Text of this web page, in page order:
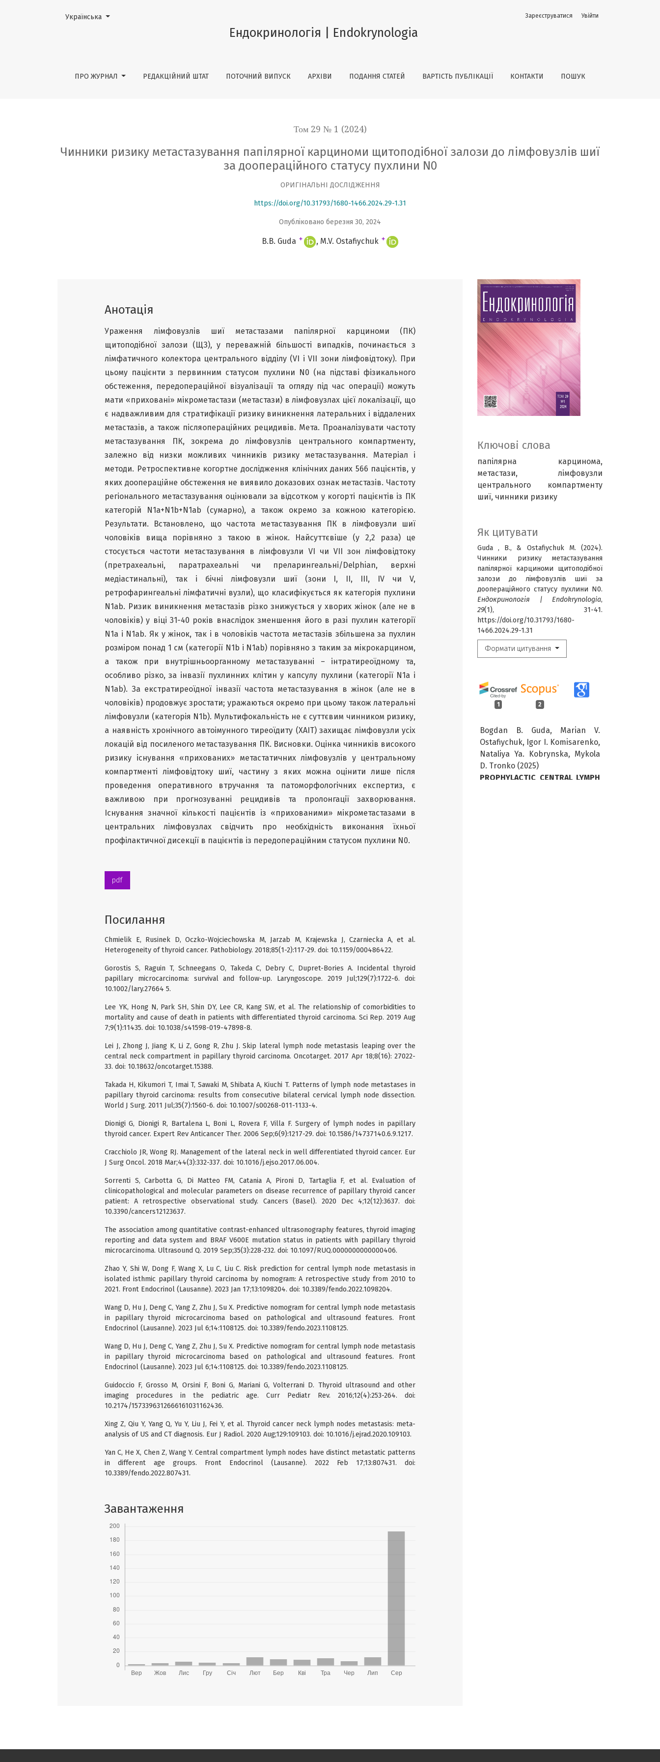
Чинники ризику метастазування папілярної карциноми щитоподібної залози до лімфовузлів шиї за доопераційного статусу пухлини N0
Ендокринологія | Endokrynologia
ПРО ЖУРНАЛ РЕДАКЦІЙНИЙ ШТАТ ПОТОЧНИЙ ВИПУСК АРХІВИ ПОДАННЯ СТАТЕЙ ВАРТІСТЬ ПУБЛІКАЦІЇ КОНТАКТИ ПОШУК
Зареєструватися Увійти
Змінити мову. Поточною мовою є:
Українська
Том 29 № 1 (2024)
Чинники ризику метастазування папілярної карциноми щитоподібної залози до лімфовузлів шиї
за доопераційного статусу пухлини N0
ОРИГІНАЛЬНІ ДОСЛІДЖЕННЯ
https://doi.org/10.31793/1680-1466.2024.29-1.31
Опубліковано березня 30, 2024
B.B. Guda + M.V. Оstafiychuk +
Ключові слова
папілярна карцинома,
метастази, лімфовузли
центрального компартменту
шиї, чинники ризику
Як цитувати
Guda , B., & Оstafiychuk M. (2024).
Чинники ризику метастазування
папілярної карциноми щитоподібної
залози до лімфовузлів шиї за
доопераційного статусу пухлини N0.
Ендокринологія | Endokrynologia,
29(1), 31-41.
https://doi.org/10.31793/1680-
1466.2024.29-1.31
Формати цитування
1 2
Bogdan B. Guda, Marian V.
Оstafiychuk, Igor I. Komisarenko,
Nataliya Ya. Kobrynska, Mykola
D. Tronko (2025)
PROPHYLACTIC CENTRAL LYMPH
Анотація
Ураження лімфовузлів шиї метастазами папілярної карциноми (ПК)
щитоподібної залози (ЩЗ), у переважній більшості випадків, починається з
лімфатичного колектора центрального відділу (VI і VII зони лімфовідтоку). При
цьому пацієнти з первинним статусом пухлини N0 (на підставі фізикального
обстеження, передопераційної візуалізації та огляду під час операції) можуть
мати «приховані» мікрометастази (метастази) в лімфовузлах цієї локалізації, що
є надважливим для стратифікації ризику виникнення латеральних і віддалених
метастазів, а також післяопераційних рецидивів. Мета. Проаналізувати частоту
метастазування ПК, зокрема до лімфовузлів центрального компартменту,
залежно від низки можливих чинників ризику метастазування. Матеріал і
методи. Ретроспективне когортне дослідження клінічних даних 566 пацієнтів, у
яких доопераційне обстеження не виявило доказових ознак метастазів. Частоту
регіонального метастазування оцінювали за відсотком у когорті пацієнтів із ПК
категорій N1a+N1b+N1ab (сумарно), а також окремо за кожною категорією.
Результати. Встановлено, що частота метастазування ПК в лімфовузли шиї
чоловіків вища порівняно з такою в жінок. Найсуттєвіше (у 2,2 раза) це
стосується частоти метастазування в лімфовузли VI чи VII зон лімфовідтоку
(претрахеальні, паратрахеальні чи преларингеальні/Delphian, верхні
медіастинальні), так і бічні лімфовузли шиї (зони I, II, III, IV чи V,
ретрофарингеальні лімфатичні вузли), що класифікується як категорія пухлини
N1ab. Ризик виникнення метастазів різко знижується у хворих жінок (але не в
чоловіків) у віці 31-40 років внаслідок зменшення його в разі пухлин категорії
N1a і N1ab. Як у жінок, так і в чоловіків частота метастазів збільшена за пухлин
розміром понад 1 см (категорії N1b і N1ab) порівняно з таким за мікрокарцином,
а також при внутрішньоорганному метастазуванні – інтратиреоїдному та,
особливо різко, за інвазії пухлинних клітин у капсулу пухлини (категорії N1a і
N1ab). За екстратиреоїдної інвазії частота метастазування в жінок (але не в
чоловіків) продовжує зростати; уражаються окремо при цьому також латеральні
лімфовузли (категорія N1b). Мультифокальність не є суттєвим чинником ризику,
а наявність хронічного автоімунного тиреоїдиту (ХАІТ) захищає лімфовузли усіх
локацій від посиленого метастазування ПК. Висновки. Оцінка чинників високого
ризику існування «прихованих» метастатичних лімфовузлів у центральному
компартменті лімфовідтоку шиї, частину з яких можна оцінити лише після
проведення оперативного втручання та патоморфологічних експертиз, є
важливою при прогнозуванні рецидивів та пролонгації захворювання.
Існування значної кількості пацієнтів із «прихованими» мікрометастазами в
центральних лімфовузлах свідчить про необхідність виконання їхньої
профілактичної дисекції в пацієнтів із передопераційним статусом пухлини N0.
pdf
Посилання
Chmielik E, Rusinek D, Oczko-Wojciechowska M, Jarzab M, Krajewska J, Czarniecka A, et al.
Heterogeneity of thyroid cancer. Pathobiology. 2018;85(1-2):117-29. doi: 10.1159/000486422.
Gorostis S, Raguin T, Schneegans O, Takeda C, Debry C, Dupret-Bories A. Incidental thyroid
papillary microcarcinoma: survival and follow-up. Laryngoscope. 2019 Jul;129(7):1722-6. doi:
10.1002/lary.27664 5.
Lee YK, Hong N, Park SH, Shin DY, Lee CR, Kang SW, et al. The relationship of comorbidities to
mortality and cause of death in patients with differentiated thyroid carcinoma. Sci Rep. 2019 Aug
7;9(1):11435. doi: 10.1038/s41598-019-47898-8.
Lei J, Zhong J, Jiang K, Li Z, Gong R, Zhu J. Skip lateral lymph node metastasis leaping over the
central neck compartment in papillary thyroid carcinoma. Oncotarget. 2017 Apr 18;8(16): 27022-
33. doi: 10.18632/oncotarget.15388.
Takada H, Kikumori T, Imai T, Sawaki M, Shibata A, Kiuchi T. Patterns of lymph node metastases in
papillary thyroid carcinoma: results from consecutive bilateral cervical lymph node dissection.
World J Surg. 2011 Jul;35(7):1560-6. doi: 10.1007/s00268-011-1133-4.
Dionigi G, Dionigi R, Bartalena L, Boni L, Rovera F, Villa F. Surgery of lymph nodes in papillary
thyroid cancer. Expert Rev Anticancer Ther. 2006 Sep;6(9):1217-29. doi: 10.1586/14737140.6.9.1217.
Cracchiolo JR, Wong RJ. Management of the lateral neck in well differentiated thyroid cancer. Eur
J Surg Oncol. 2018 Mar;44(3):332-337. doi: 10.1016/j.ejso.2017.06.004.
Sorrenti S, Carbotta G, Di Matteo FM, Catania A, Pironi D, Tartaglia F, et al. Evaluation of
clinicopathological and molecular parameters on disease recurrence of papillary thyroid cancer
patient: A retrospective observational study. Cancers (Basel). 2020 Dec 4;12(12):3637. doi:
10.3390/cancers12123637.
The association among quantitative contrast-enhanced ultrasonography features, thyroid imaging
reporting and data system and BRAF V600E mutation status in patients with papillary thyroid
microcarcinoma. Ultrasound Q. 2019 Sep;35(3):228-232. doi: 10.1097/RUQ.0000000000000406.
Zhao Y, Shi W, Dong F, Wang X, Lu C, Liu C. Risk prediction for central lymph node metastasis in
isolated isthmic papillary thyroid carcinoma by nomogram: A retrospective study from 2010 to
2021. Front Endocrinol (Lausanne). 2023 Jan 17;13:1098204. doi: 10.3389/fendo.2022.1098204.
Wang D, Hu J, Deng C, Yang Z, Zhu J, Su X. Predictive nomogram for central lymph node metastasis
in papillary thyroid microcarcinoma based on pathological and ultrasound features. Front
Endocrinol (Lausanne). 2023 Jul 6;14:1108125. doi: 10.3389/fendo.2023.1108125.
Wang D, Hu J, Deng C, Yang Z, Zhu J, Su X. Predictive nomogram for central lymph node metastasis
in papillary thyroid microcarcinoma based on pathological and ultrasound features. Front
Endocrinol (Lausanne). 2023 Jul 6;14:1108125. doi: 10.3389/fendo.2023.1108125.
Guidoccio F, Grosso M, Orsini F, Boni G, Mariani G, Volterrani D. Thyroid ultrasound and other
imaging procedures in the pediatric age. Curr Pediatr Rev. 2016;12(4):253-264. doi:
10.2174/1573396312666161031162436.
Xing Z, Qiu Y, Yang Q, Yu Y, Liu J, Fei Y, et al. Thyroid cancer neck lymph nodes metastasis: meta-
analysis of US and CT diagnosis. Eur J Radiol. 2020 Aug;129:109103. doi: 10.1016/j.ejrad.2020.109103.
Yan C, He X, Chen Z, Wang Y. Central compartment lymph nodes have distinct metastatic patterns
in different age groups. Front Endocrinol (Lausanne). 2022 Feb 17;13:807431. doi:
10.3389/fendo.2022.807431.
Завантаження